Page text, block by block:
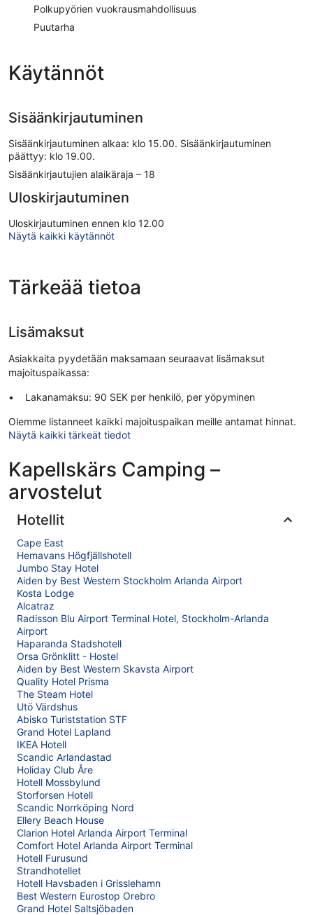
Polkupyörien vuokrausmahdollisuus
Puutarha
Käytännöt
Sisäänkirjautuminen
Sisäänkirjautuminen alkaa: klo 15.00. Sisäänkirjautuminen
päättyy: klo 19.00.
Sisäänkirjautujien alaikäraja – 18
Uloskirjautuminen
Uloskirjautuminen ennen klo 12.00
Näytä kaikki käytännöt
Tärkeää tietoa
Lisämaksut
Asiakkaita pyydetään maksamaan seuraavat lisämaksut
majoituspaikassa:
Lakanamaksu: 90 SEK per henkilö, per yöpyminen
Olemme listanneet kaikki majoituspaikan meille antamat hinnat.
Näytä kaikki tärkeät tiedot
Kapellskärs Camping –
arvostelut
Hotellit
Cape East
Hemavans Högfjällshotell
Jumbo Stay Hotel
Aiden by Best Western Stockholm Arlanda Airport
Kosta Lodge
Alcatraz
Radisson Blu Airport Terminal Hotel, Stockholm-Arlanda
Airport
Haparanda Stadshotell
Orsa Grönklitt - Hostel
Aiden by Best Western Skavsta Airport
Quality Hotel Prisma
The Steam Hotel
Utö Värdshus
Abisko Turiststation STF
Grand Hotel Lapland
IKEA Hotell
Scandic Arlandastad
Holiday Club Åre
Hotell Mossbylund
Storforsen Hotell
Scandic Norrköping Nord
Ellery Beach House
Clarion Hotel Arlanda Airport Terminal
Comfort Hotel Arlanda Airport Terminal
Hotell Furusund
Strandhotellet
Hotell Havsbaden i Grisslehamn
Best Western Eurostop Orebro
Grand Hotel Saltsjöbaden